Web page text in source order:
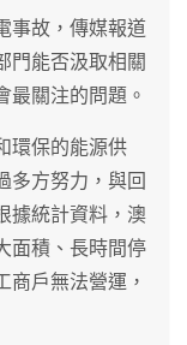
事故，傳媒報道
門能否汲取相關
最關注的問題。
環保的能源供
多方努力，與回
據統計資料，澳
面積、長時間停
商戶無法營運，